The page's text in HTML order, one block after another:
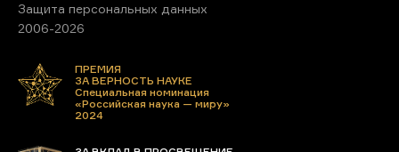
Защита персональных данных
2006-2026
ПРЕМИЯ
ЗА ВЕРНОСТЬ НАУКЕ
Специальная номинация
«Российская наука — миру»
2024